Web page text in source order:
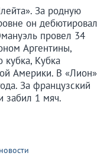
За родную
он дебютировал
провел 34
Аргентины,
Кубка
Америки. В «Лион»
За французский
забил 1 мяч.